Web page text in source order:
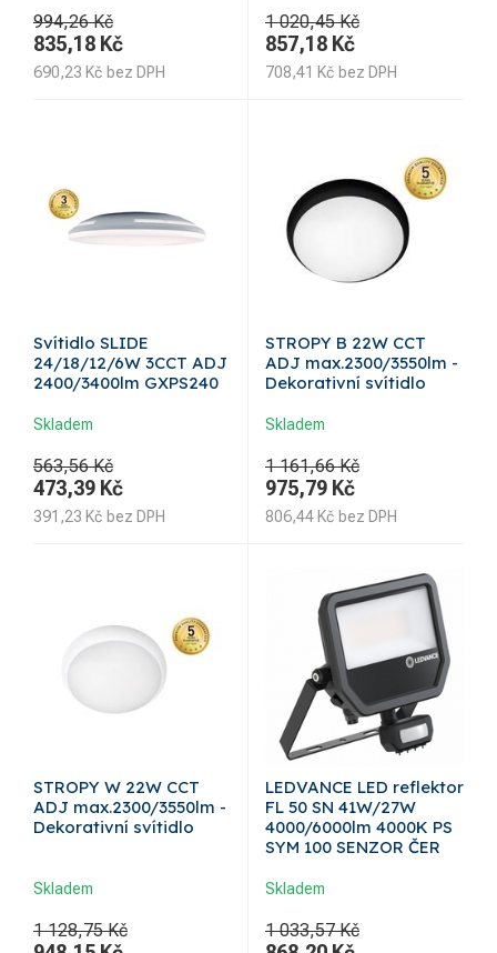
994,26 Kč
835,18 Kč
690,23 Kč bez DPH
1 020,45 Kč
857,18 Kč
708,41 Kč bez DPH
Svítidlo SLIDE
24/18/12/6W 3CCT ADJ
2400/3400lm GXPS240
Skladem
563,56 Kč
473,39 Kč
391,23 Kč bez DPH
STROPY B 22W CCT
ADJ max.2300/3550lm -
Dekorativní svítidlo
Skladem
1 161,66 Kč
975,79 Kč
806,44 Kč bez DPH
STROPY W 22W CCT
ADJ max.2300/3550lm -
Dekorativní svítidlo
Skladem
1 128,75 Kč
LEDVANCE LED reflektor
FL 50 SN 41W/27W
4000/6000lm 4000K PS
SYM 100 SENZOR ČER
Skladem
1 033,57 Kč